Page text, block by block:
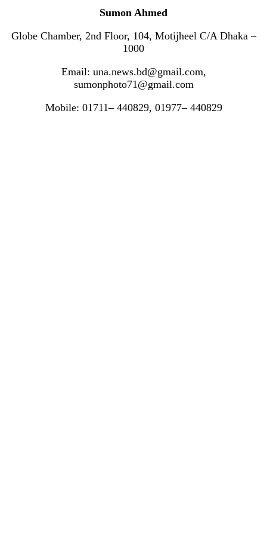
Sumon Ahmed
Globe Chamber, 2nd Floor, 104, Motijheel C/A Dhaka –
1000
Email: una.news.bd@gmail.com,
sumonphoto71@gmail.com
Mobile: 01711– 440829, 01977– 440829